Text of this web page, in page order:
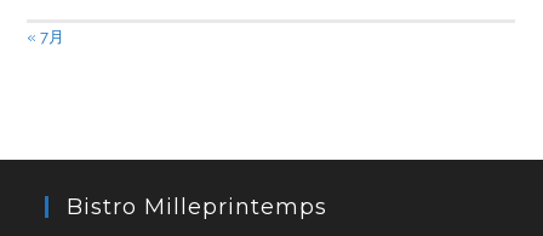
« 7月
Bistro Milleprintemps